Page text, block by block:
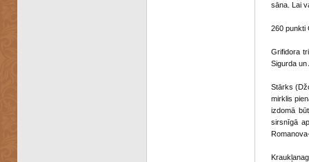
sāna. Lai
260 punkti
Grifidora
Sigurda un
Stārks
mirklis
izdomā
sirsnīgā